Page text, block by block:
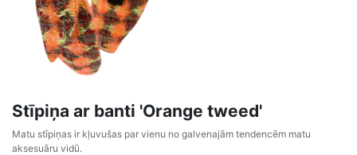
Stīpiņa ar banti 'Orange tweed'
Matu stīpiņas ir kļuvušas par vienu no galvenajām tendencēm matu
aksesuāru vidū.